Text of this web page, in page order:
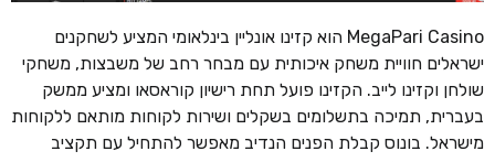
MegaPari Casino הוא קזינו אונליין בינלאומי המציע לשחקנים
ישראלים חוויית משחק איכותית עם מבחר רחב של משבצות, משחקי
שולחן וקזינו לייב. הקזינו פועל תחת רישיון קוראסאו ומציע ממשק
בעברית, תמיכה בתשלומים בשקלים ושירות לקוחות מותאם ללקוחות
מישראל. בונוס קבלת הפנים הנדיב מאפשר להתחיל עם תקציב